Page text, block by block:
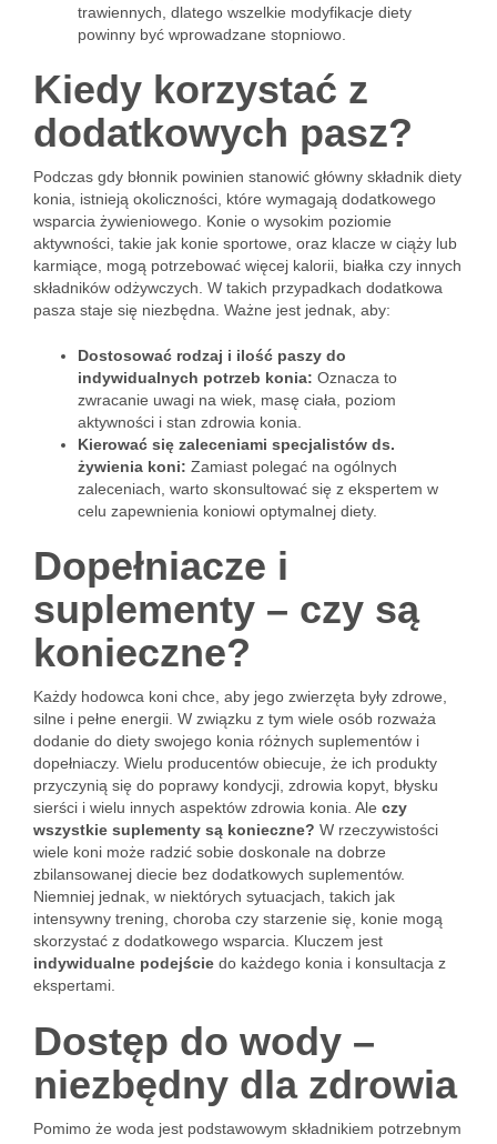
trawiennych, dlatego wszelkie modyfikacje diety
powinny być wprowadzane stopniowo.
Kiedy korzystać z
dodatkowych pasz?
Podczas gdy błonnik powinien stanowić główny składnik diety
konia, istnieją okoliczności, które wymagają dodatkowego
wsparcia żywieniowego. Konie o wysokim poziomie
aktywności, takie jak konie sportowe, oraz klacze w ciąży lub
karmiące, mogą potrzebować więcej kalorii, białka czy innych
składników odżywczych. W takich przypadkach dodatkowa
pasza staje się niezbędna. Ważne jest jednak, aby:
Dostosować rodzaj i ilość paszy do
indywidualnych potrzeb konia: Oznacza to
zwracanie uwagi na wiek, masę ciała, poziom
aktywności i stan zdrowia konia.
Kierować się zaleceniami specjalistów ds.
żywienia koni: Zamiast polegać na ogólnych
zaleceniach, warto skonsultować się z ekspertem w
celu zapewnienia koniowi optymalnej diety.
Dopełniacze i
suplementy – czy są
konieczne?
Każdy hodowca koni chce, aby jego zwierzęta były zdrowe,
silne i pełne energii. W związku z tym wiele osób rozważa
dodanie do diety swojego konia różnych suplementów i
dopełniaczy. Wielu producentów obiecuje, że ich produkty
przyczynią się do poprawy kondycji, zdrowia kopyt, błysku
sierści i wielu innych aspektów zdrowia konia. Ale czy
wszystkie suplementy są konieczne? W rzeczywistości
wiele koni może radzić sobie doskonale na dobrze
zbilansowanej diecie bez dodatkowych suplementów.
Niemniej jednak, w niektórych sytuacjach, takich jak
intensywny trening, choroba czy starzenie się, konie mogą
skorzystać z dodatkowego wsparcia. Kluczem jest
indywidualne podejście do każdego konia i konsultacja z
ekspertami.
Dostęp do wody –
niezbędny dla zdrowia
Pomimo że woda jest podstawowym składnikiem potrzebnym